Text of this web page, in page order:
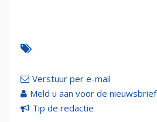
Verstuur per e-mail
Meld u aan voor de nieuwsbrief
Tip de redactie